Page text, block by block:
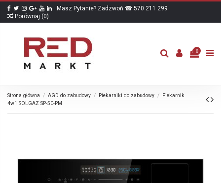
Masz Pytanie? Zadzwoń ☎ 570 211 299
Porównaj (0)
0
Strona główna AGD do zabudowy Piekarniki do zabudowy
Piekarnik
4w1 SOLGAZ SP-50-PM